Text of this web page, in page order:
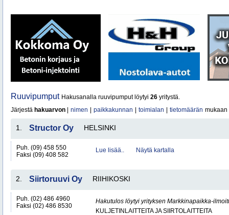
Ruuvipumput Hakusanalla ruuvipumput löytyi 26 yritystä.
Järjestä hakuarvon nimen paikkakunnan toimialan tietomäärän mukaan
1. Structor Oy HELSINKI
Puh. (09) 458 550
Faksi (09) 408 582
Lue lisää.. Näytä kartalla
2. Siirtoruuvi Oy RIIHIKOSKI
Puh. (02) 486 4960
Faksi (02) 486 8530
Hakutulos löytyi yrityksen Markkinapaikka-
KULJETINLAITTEITA JA SIIRTOLAITTEITA